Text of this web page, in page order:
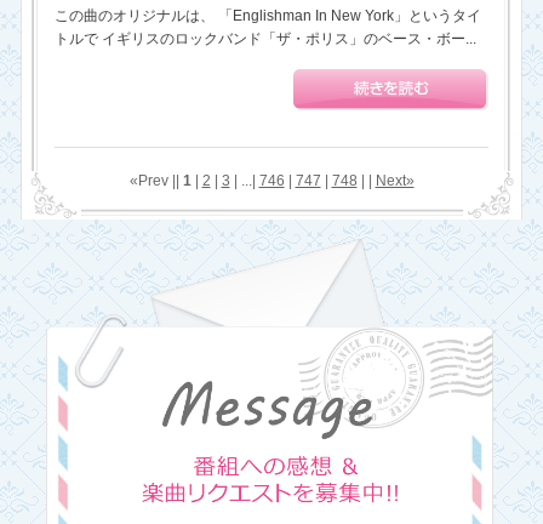
この曲のオリジナルは、 「Englishman In New York」というタイ
トルで イギリスのロックバンド「ザ・ポリス」のベース・ボー...
«Prev || 1| 2 3 | ...| 746 747 748 Next»